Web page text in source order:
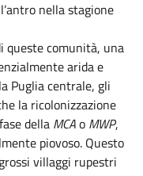
nella stagione
queste comunità, una
arida e
Puglia centrale, gli
la ricolonizzazione
della MCAo MWP,
piovoso. Questo
villaggi rupestri